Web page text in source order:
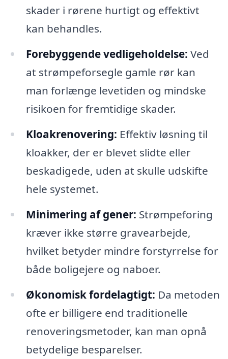
skader i rørene hurtigt og effektivt
kan behandles.
Forebyggende vedligeholdelse: Ved
at strømpeforsegle gamle rør kan
man forlænge levetiden og mindske
risikoen for fremtidige skader.
Kloakrenovering: Effektiv løsning til
kloakker, der er blevet slidte eller
beskadigede, uden at skulle udskifte
hele systemet.
Minimering af gener: Strømpeforing
kræver ikke større gravearbejde,
hvilket betyder mindre forstyrrelse for
både boligejere og naboer.
Økonomisk fordelagtigt: Da metoden
ofte er billigere end traditionelle
renoveringsmetoder, kan man opnå
betydelige besparelser.